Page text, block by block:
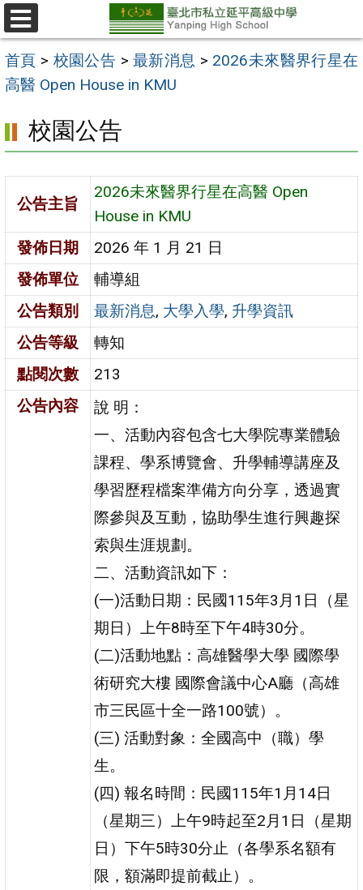
跳
至
主
要
區
選
單
首頁 > 校園公告 > 最新消息 > 2026未來醫界行星在
高醫 Open House in KMU
校園公告
公告主旨
2026未來醫界行星在高醫 Open
House in KMU
發佈日期
2026 年 1 月 21 日
發佈單位
輔導組
公告類別
最新消息, 大學入學, 升學資訊
公告等級
轉知
點閱次數
213
公告內容
說 明：
一、活動內容包含七大學院專業體驗
課程、學系博覽會、升學輔導講座及
學習歷程檔案準備方向分享，透過實
際參與及互動，協助學生進行興趣探
索與生涯規劃。
二、活動資訊如下：
(一)活動日期：民國115年3月1日（星
期日）上午8時至下午4時30分。
(二)活動地點：高雄醫學大學 國際學
術研究大樓 國際會議中心A廳（高雄
市三民區十全一路100號）。
(三) 活動對象：全國高中（職）學
生。
(四) 報名時間：民國115年1月14日
（星期三）上午9時起至2月1日（星期
日）下午5時30分止（各學系名額有
限，額滿即提前截止）。